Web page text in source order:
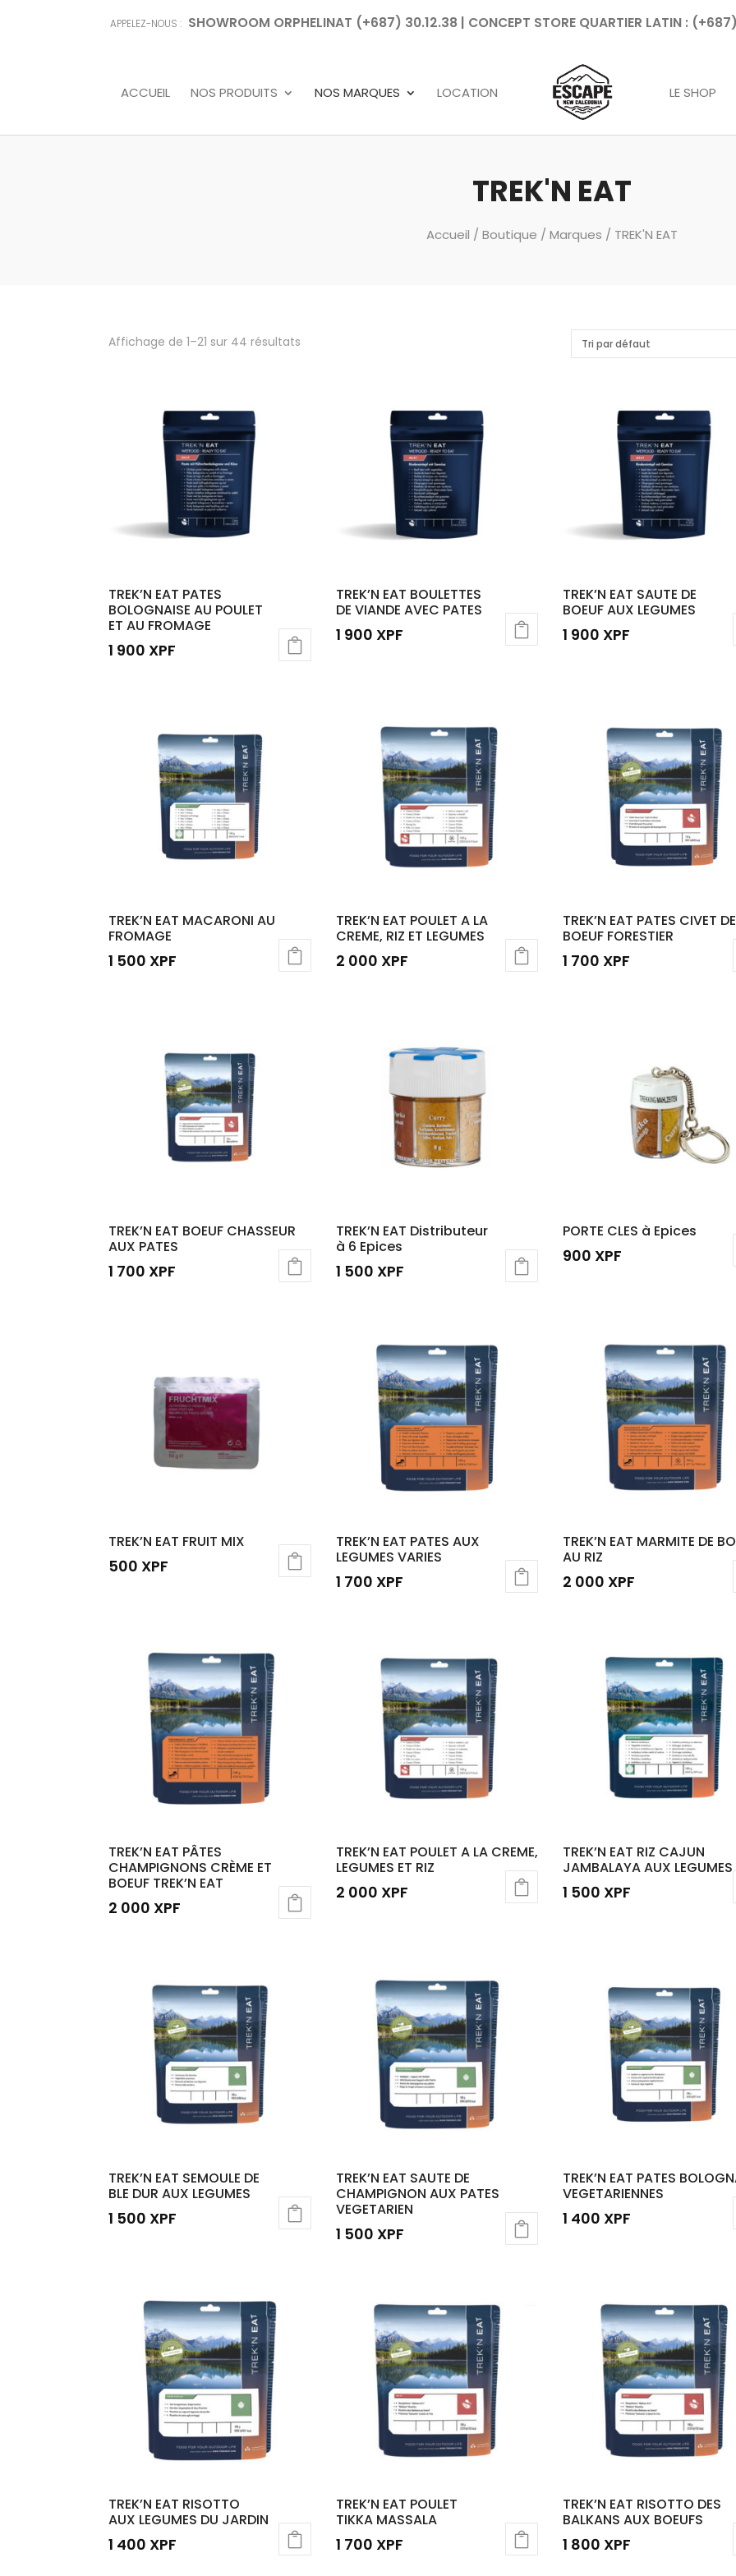
APPELEZ-NOUS : SHOWROOM ORPHELINAT (+687) 30.12.38 | CONCEPT STORE QUARTIER LATIN :
ACCUEIL NOS PRODUITS NOS MARQUES LOCATION LE SHOP
TREK'N EAT
Accueil / Boutique / Marques / TREK'N EAT
Affichage de 1–21 sur 44 résultats
TREK’N EAT PATES
BOLOGNAISE AU POULET
ET AU FROMAGE
1 900 XPF
TREK’N EAT BOULETTES
DE VIANDE AVEC PATES
1 900 XPF
TREK’N EAT SAUTE DE
BOEUF AUX LEGUMES
1 900 XPF
TREK’N EAT MACARONI AU
FROMAGE
1 500 XPF
TREK’N EAT POULET A LA
CREME, RIZ ET LEGUMES
2 000 XPF
TREK’N EAT PATES CIVET DE
BOEUF FORESTIER
1 700 XPF
TREK’N EAT BOEUF CHASSEUR
AUX PATES
1 700 XPF
TREK’N EAT Distributeur
à 6 Epices
1 500 XPF
PORTE CLES à Epices
900 XPF
TREK’N EAT FRUIT MIX
500 XPF
TREK’N EAT PATES AUX
LEGUMES VARIES
1 700 XPF
TREK’N EAT MARMITE DE
AU RIZ
2 000 XPF
TREK’N EAT PÂTES
CHAMPIGNONS CRÈME ET
BOEUF TREK’N EAT
2 000 XPF
TREK’N EAT POULET A LA CREME,
LEGUMES ET RIZ
2 000 XPF
TREK’N EAT RIZ CAJUN
JAMBALAYA AUX LEGUMES
1 500 XPF
TREK’N EAT SEMOULE DE
BLE DUR AUX LEGUMES
1 500 XPF
TREK’N EAT SAUTE DE
CHAMPIGNON AUX PATES
VEGETARIEN
1 500 XPF
TREK’N EAT PATES
VEGETARIENNES
1 400 XPF
TREK’N EAT RISOTTO
AUX LEGUMES DU JARDIN
1 400 XPF
TREK’N EAT POULET
TIKKA MASSALA
1 700 XPF
TREK’N EAT RISOTTO DES
BALKANS AUX BOEUFS
1 800 XPF